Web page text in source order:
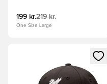
199 kr.219 kr.
One Size Large
Åbner en Modal til at